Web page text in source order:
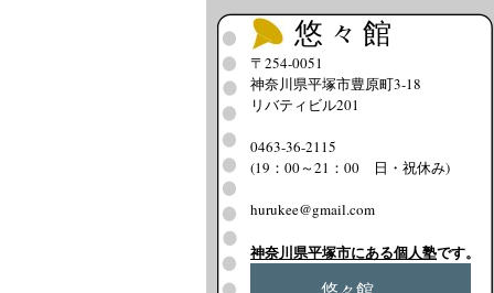
悠々館
〒254-0051
神奈川県平塚市豊原町3-18
リバティビル201
0463-36-2115
(19：00～21：00 日・祝休み)
hurukee@gmail.com
神奈川県平塚市にある個人塾です。